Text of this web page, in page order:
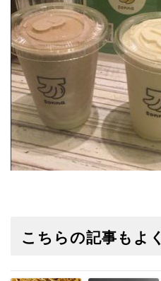
こちらの記事もよ